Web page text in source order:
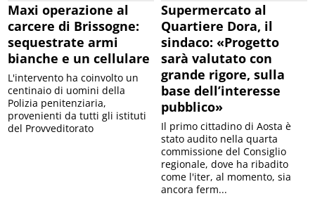
Maxi operazione al
carcere di Brissogne:
sequestrate armi
bianche e un cellulare
L'intervento ha coinvolto un
centinaio di uomini della
Polizia penitenziaria,
provenienti da tutti gli istituti
del Provveditorato
Supermercato al
Quartiere Dora, il
sindaco: «Progetto
sarà valutato con
grande rigore, sulla
base dell’interesse
pubblico»
Il primo cittadino di Aosta è
stato audito nella quarta
commissione del Consiglio
regionale, dove ha ribadito
come l'iter, al momento, sia
ancora ferm...